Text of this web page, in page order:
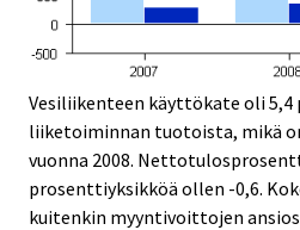
Vesiliikenteen käyttökate oli
liiketoiminnan tuotoista, mikä
vuonna 2008.
prosenttiyksikköä ollen -0,6.
kuitenkin myyntivoittojen